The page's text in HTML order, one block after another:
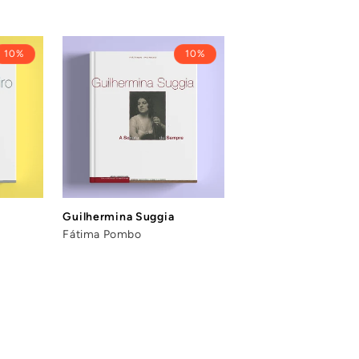
10% 10%
Guilhermina Suggia
Fátima Pombo